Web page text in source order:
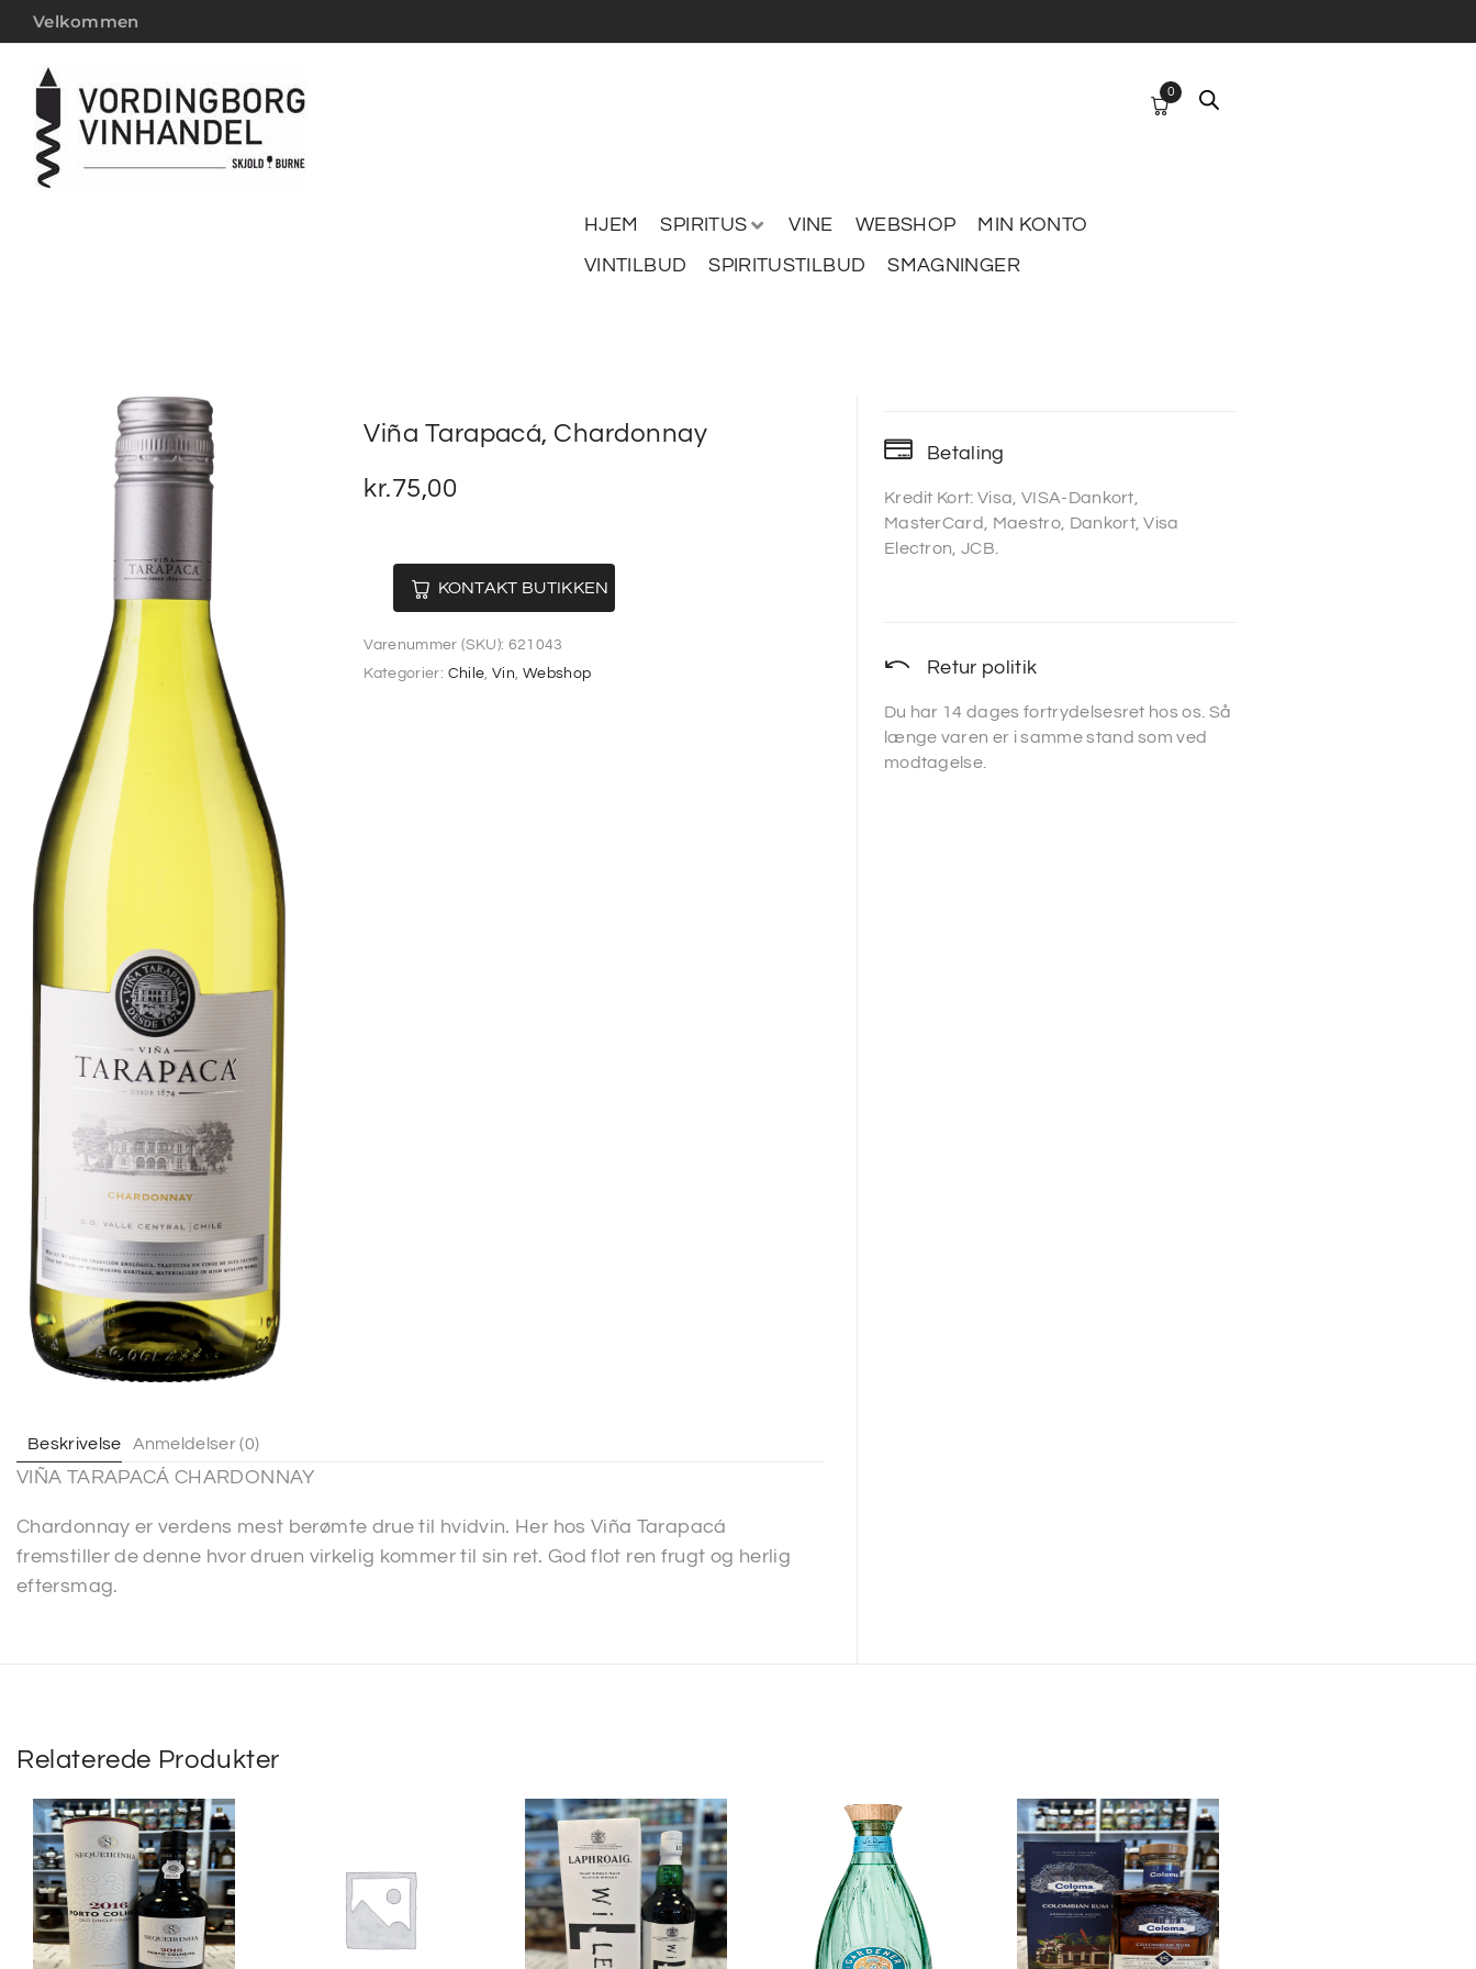
Velkommen
HJEM SPIRITUS VINE WEBSHOP
MIN KONTO
VINTILBUD
SPIRITUSTILBUD SMAGNINGER
0
Viña Tarapacá, Chardonnay
kr.75,00
KONTAKT BUTIKKEN
Varenummer (SKU): 621043
Kategorier: Chile,Vin, Webshop
Beskrivelse Anmeldelser (0)
VIÑA TARAPACÁ CHARDONNAY
Chardonnay er verdens mest berømte drue til hvidvin. Her hos Viña Tarapacá
fremstiller de denne hvor druen virkelig kommer til sin ret. God flot ren frugt og herlig
eftersmag.
Betaling
Kredit Kort: Visa, VISA-Dankort,
MasterCard, Maestro, Dankort, Visa
Electron, JCB.
Retur politik
Du har 14 dages fortrydelsesret hos os. Så
længe varen er i samme stand som ved
modtagelse.
Relaterede Produkter